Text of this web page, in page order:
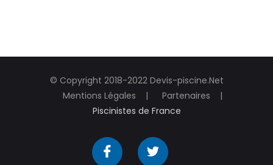
© Copyright 2018-2022 Devis-piscine.Net
Mentions Légales
Partenaires
Piscinistes de France